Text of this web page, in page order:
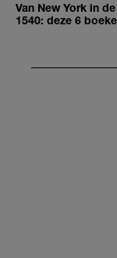
Van New York in
1540: deze 6